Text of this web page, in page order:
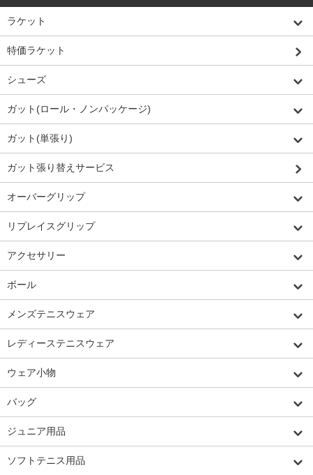
ラケット
特価ラケット
シューズ
ガット(ロール・ノンパッケージ)
ガット(単張り)
ガット張り替えサービス
オーバーグリップ
リプレイスグリップ
アクセサリー
ボール
メンズテニスウェア
レディーステニスウェア
ウェア小物
バッグ
ジュニア用品
ソフトテニス用品